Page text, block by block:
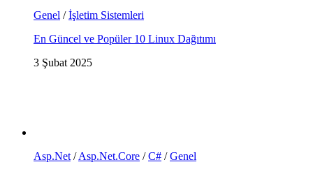
Genel /İşletim Sistemleri
En Güncel ve Popüler 10 Linux Dağıtımı
3 Şubat 2025
Asp.Net /Asp.Net.Core /C# /Genel